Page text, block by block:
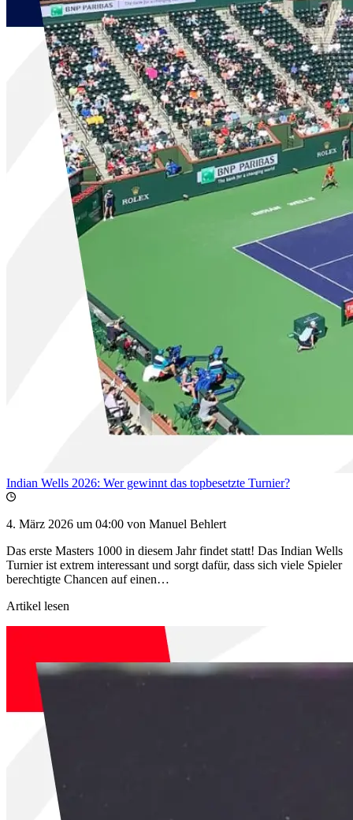
Indian Wells 2026: Wer gewinnt das topbesetzte Turnier?
4. März 2026 um 04:00 von Manuel Behlert
Das erste Masters 1000 in diesem Jahr findet statt! Das Indian Wells
Turnier ist extrem interessant und sorgt dafür, dass sich viele Spieler
berechtigte Chancen auf einen…
Artikel lesen